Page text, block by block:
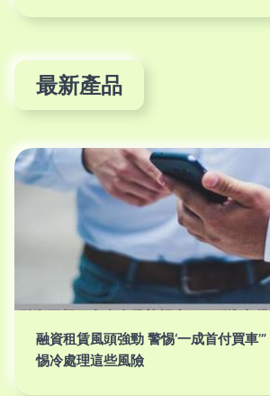
最新產品
融資租賃風頭強勁 警惕‘一成首付買車
惕冷處理這些風險